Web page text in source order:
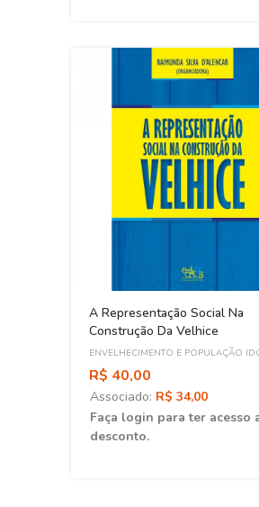
A Representação Social Na
Construção Da Velhice
ENVELHECIMENTO E POPULAÇÃO
R$ 40,00
Associado: R$ 34,00
Faça login para ter acesso
desconto.